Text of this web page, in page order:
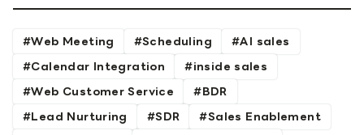
Web Meeting Scheduling AI sales
Calendar Integration inside sales
Web Customer Service BDR
Lead Nurturing SDR Sales Enablement